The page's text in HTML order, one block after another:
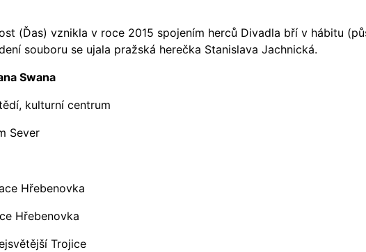
(Ďas) vznikla v roce 2015 spojením herců Divadla bří v hábitu
souboru se ujala pražská herečka Stanislava Jachnická.
Swana
kulturní centrum
Sever
Hřebenovka
Hřebenovka
Trojice